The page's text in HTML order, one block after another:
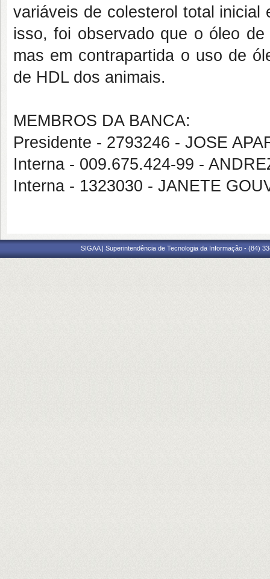
variáveis de colesterol total
isso, foi observado que o óleo
mas em contrapartida o uso de
de HDL dos animais.
MEMBROS DA BANCA:
Presidente - 2793246 - JOSE
Interna - 009.675.424-99 -
Interna - 1323030 - JANETE
SIGAA | Superintendência de Tecnologia da Informação - (84)